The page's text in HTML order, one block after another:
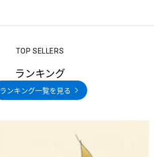
ランキング
ランキング一覧を見る